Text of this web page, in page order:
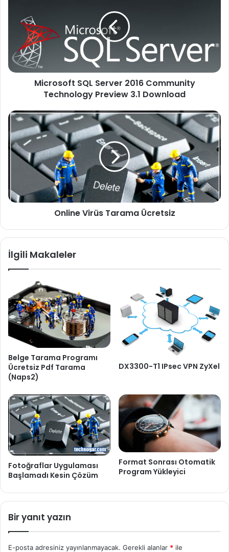
Microsoft SQL Server 2016 Community
Technology Preview 3.1 Download
Online Virüs Tarama Ücretsiz
İlgili Makaleler
Belge Tarama Programı
Ücretsiz Pdf Tarama
(Naps2)
DX3300-T1 IPsec VPN ZyXel
Fotoğraflar Uygulaması
Başlamadı Kesin Çözüm
Format Sonrası Otomatik
Program Yükleyici
Bir yanıt yazın
E-posta adresiniz yayınlanmayacak. Gerekli alanlar * ile